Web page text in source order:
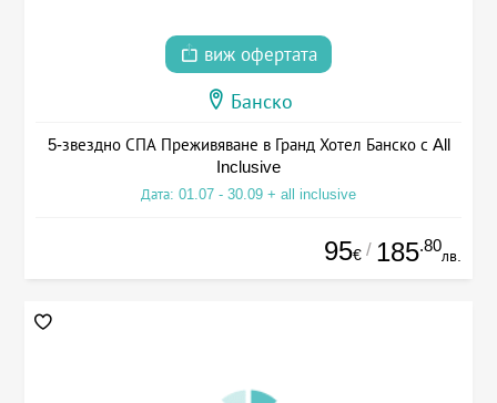
виж офертата
Банско
5-звездно СПА Преживяване в Гранд Хотел Банско с All
Inclusive
Дата: 01.07 - 30.09 + all inclusive
95€ / 185.80
лв.